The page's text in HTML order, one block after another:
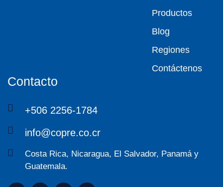
Productos
Blog
Regiones
Contáctenos
Contacto
+506 2256-1784
info@copre.co.cr
Costa Rica, Nicaragua, El Salvador, Panamá y
Guatemala.